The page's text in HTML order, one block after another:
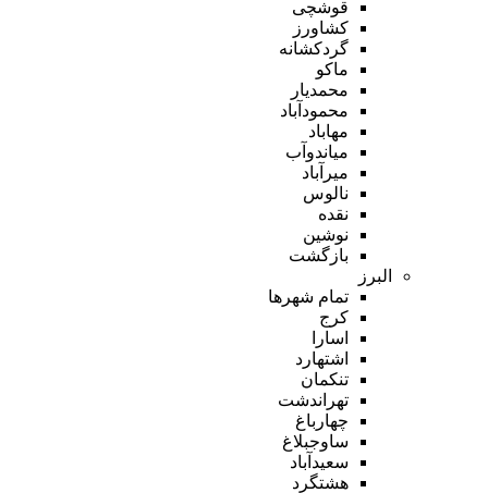
قوشچی
کشاورز
گردکشانه
ماکو
محمدیار
محمودآباد
مهاباد
میاندوآب
میرآباد
نالوس
نقده
نوشین
بازگشت
البرز
تمام شهر‌ها
کرج
اسارا
اشتهارد
تنکمان
تهراندشت
چهارباغ
ساوجبلاغ
سعیدآباد
هشتگرد